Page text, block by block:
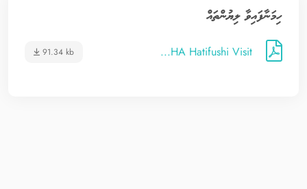
ހިމަނާފައިވާ ލިޔުންތައް
HA Hatifushi Visit...
91.34 kb